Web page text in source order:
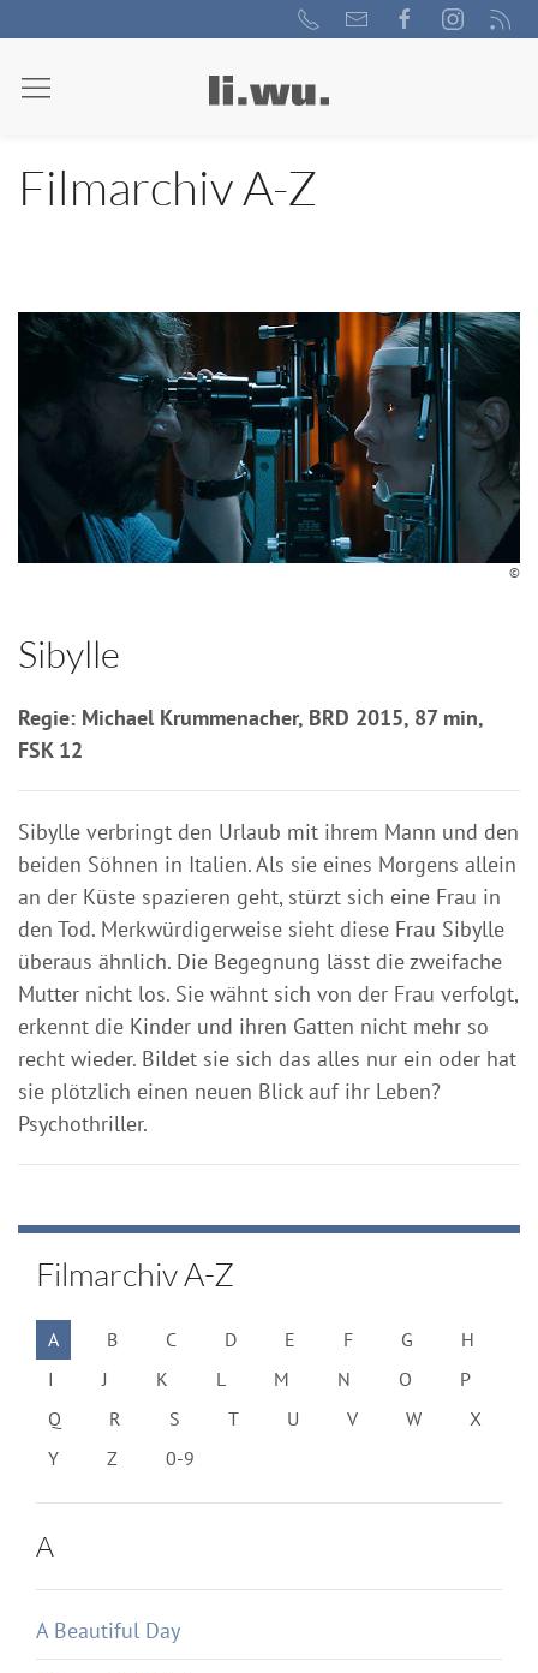
Filmarchiv A-Z
©
Sibylle
Regie: Michael Krummenacher, BRD 2015, 87 min,
FSK 12
Sibylle verbringt den Urlaub mit ihrem Mann und den
beiden Söhnen in Italien. Als sie eines Morgens allein
an der Küste spazieren geht, stürzt sich eine Frau in
den Tod. Merkwürdigerweise sieht diese Frau Sibylle
überaus ähnlich. Die Begegnung lässt die zweifache
Mutter nicht los. Sie wähnt sich von der Frau verfolgt,
erkennt die Kinder und ihren Gatten nicht mehr so
recht wieder. Bildet sie sich das alles nur ein oder hat
sie plötzlich einen neuen Blick auf ihr Leben?
Psychothriller.
Filmarchiv A-Z
A B C D E F G
H
I
J K L M N O
P
Q
R S T U V W
X
Y
Z 0-9
A
A Beautiful Day